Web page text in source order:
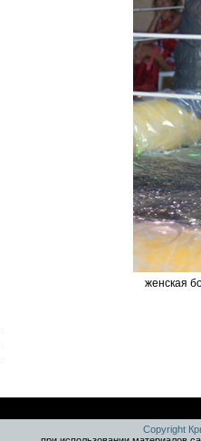
женская
Copyright